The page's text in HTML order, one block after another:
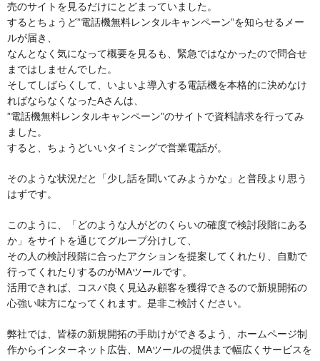
売のサイトを見るだけにとどまっていました。
するとちょうど”電話機無料レンタルキャンペーン”を知らせるメー
ルが届き、
なんとなく気になって概要を見るも、緊急ではなかったので問合せ
まではしませんでした。
そしてしばらくして、いよいよ導入する電話機を本格的に決めなけ
ればならなくなったAさんは、
”電話機無料レンタルキャンペーン”のサイトで資料請求を行ってみ
ました。
すると、ちょうどいいタイミングで営業電話が。
そのような状況だと「少し話を聞いてみようかな」と普段より思う
はずです。
このように、「どのような人がどのくらいの確度で検討段階にある
か」をサイトを通じてグループ分けして、
その人の検討段階に合ったアクションを提案してくれたり、自動で
行ってくれたりするのがMAツールです。
活用できれば、コスパ良く見込み顧客を獲得できるので新規開拓の
心強い味方になってくれます。是非ご検討ください。
弊社では、皆様の新規開拓の手助けができるよう、ホームページ制
作からインターネット広告、MAツールの提供まで幅広くサービスを